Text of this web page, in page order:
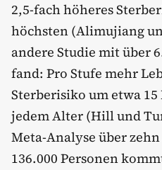
2,5-fach höheres
höchsten (Alimujiang
andere Studie mit über
fand: Pro Stufe mehr
Sterberisiko um etwa
jedem Alter (Hill und
Meta-Analyse über
136.000 Personen